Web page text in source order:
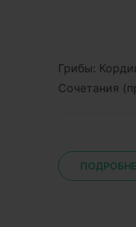
Грибы:
Сочетания